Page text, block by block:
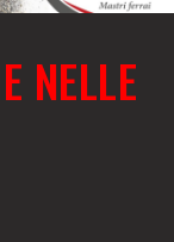
NELLE